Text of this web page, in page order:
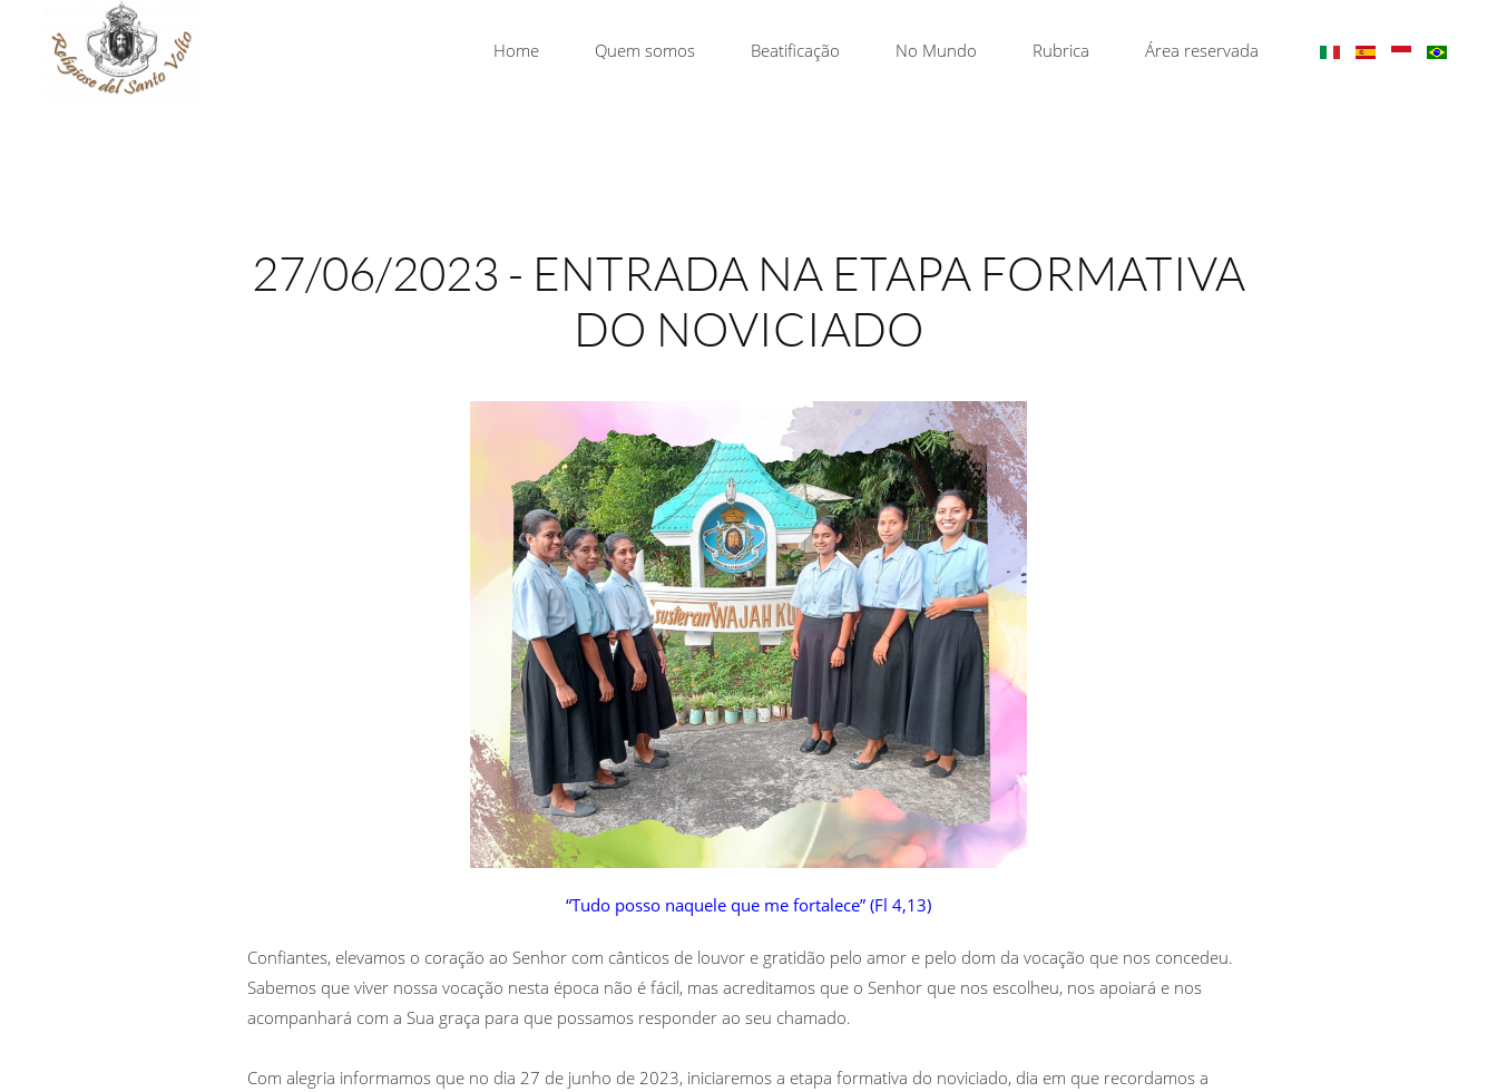
Home Quem somos Beatificação No Mundo Rubrica Área reservada
27/06/2023 - ENTRADA NA ETAPA FORMATIVA
DO NOVICIADO
“Tudo posso naquele que me fortalece” (Fl 4,13)
Confiantes, elevamos o coração ao Senhor com cânticos de louvor e gratidão pelo amor e pelo dom da vocação que nos concedeu.
Sabemos que viver nossa vocação nesta época não é fácil, mas acreditamos que o Senhor que nos escolheu, nos apoiará e nos
acompanhará com a Sua graça para que possamos responder ao seu chamado.
Com alegria informamos que no dia 27 de junho de 2023, iniciaremos a etapa formativa do noviciado, dia em que recordamos a